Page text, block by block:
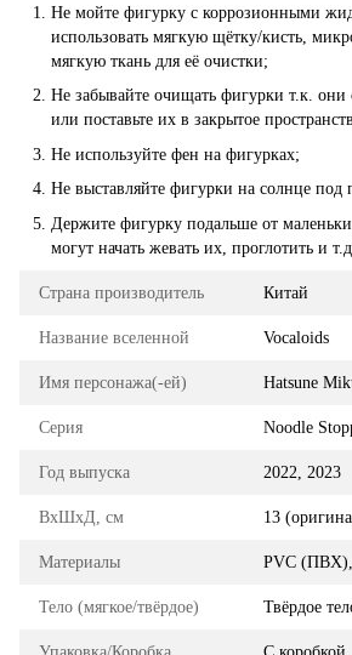
Не мойте фигурку с коррозионными
использовать мягкую щётку/кисть,
мягкую ткань для её очистки;
Не забывайте очищать фигурки т.к. они
или поставьте их в закрытое
Не используйте фен на фигурках;
Не выставляйте фигурки на солнце
Держите фигурку подальше от
могут начать жевать их, проглотить и т.д..
Страна производитель Китай
Название вселенной Vocaloids
Имя персонажа(-ей) Hatsune
Серия Noodle
Год выпуска 2022, 2023
ВхШхД, см 13
Материалы PVC (ПВХ),
Тело (мягкое/твёрдое) Твёрдое